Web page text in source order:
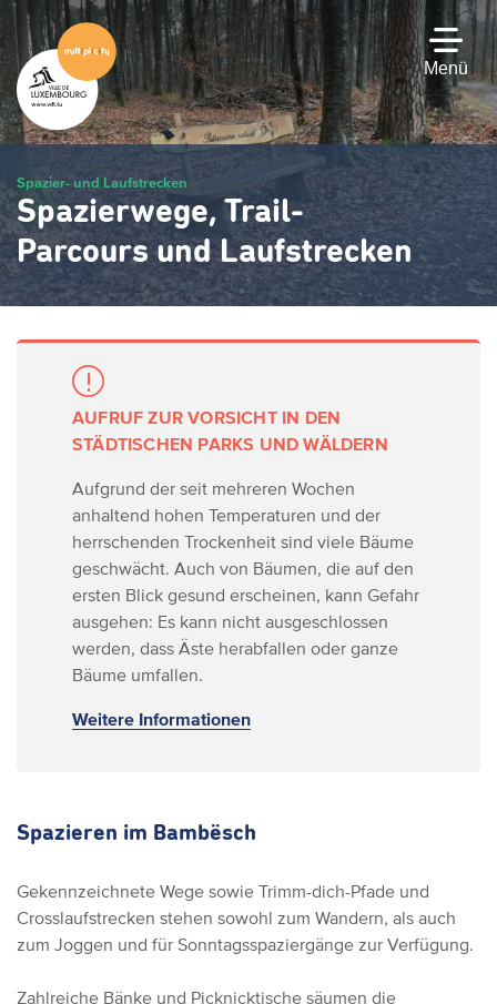
Zum
Hauptinhalt
gehen
Menü
Spazier- und Laufstrecken
Spazierwege, Trail-
Parcours und Laufstrecken
AUFRUF ZUR VORSICHT IN DEN
STÄDTISCHEN PARKS UND WÄLDERN
Aufgrund der seit mehreren Wochen
anhaltend hohen Temperaturen und der
herrschenden Trockenheit sind viele Bäume
geschwächt. Auch von Bäumen, die auf den
ersten Blick gesund erscheinen, kann Gefahr
ausgehen: Es kann nicht ausgeschlossen
werden, dass Äste herabfallen oder ganze
Bäume umfallen.
Weitere Informationen
Spazieren im Bambësch
Gekennzeichnete Wege sowie Trimm-dich-Pfade und
Crosslaufstrecken stehen sowohl zum Wandern, als auch
zum Joggen und für Sonntagsspaziergänge zur Verfügung.
Zahlreiche Bänke und Picknicktische säumen die